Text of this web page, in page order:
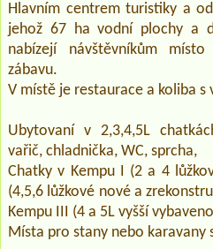
Hlavním centrem turistiky a
jehož 67 ha vodní plochy a
nabízejí návštěvníkům
zábavu.
V místě je restaurace a koliba s
Ubytovaní v 2,3,4,5L
vařič, chladnička, WC, sprcha,
Chatky v Kempu I (2 a 4
(4,5,6 lůžkové nové a
Kempu III (4 a 5L vyšší
Místa pro stany nebo karavany